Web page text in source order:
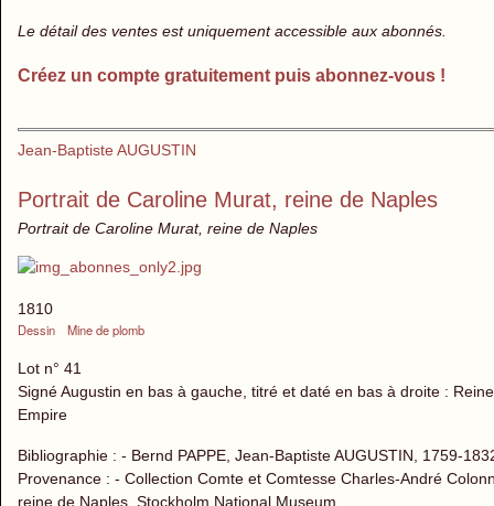
Le détail des ventes est uniquement accessible aux abonnés.
Créez un compte gratuitement puis abonnez-vous !
Jean-Baptiste AUGUSTIN
Portrait de Caroline Murat, reine de Naples
Portrait de Caroline Murat, reine de Naples
1810
Dessin
Mine de plomb
Lot n° 41
Signé Augustin en bas à gauche, titré et daté en bas à droite :
Empire
Bibliographie : - Bernd PAPPE, Jean-Baptiste AUGUSTIN, 1759-
Provenance : - Collection Comte et Comtesse Charles-André
reine de Naples, Stockholm National Museum